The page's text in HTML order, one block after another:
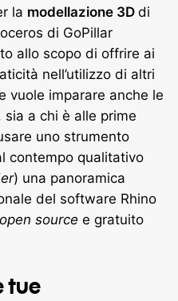
la modellazione 3D di
di GoPillar
allo scopo di offrire ai
nell’utilizzo di altri
vuole imparare anche le
a chi è alle prime
uno strumento
contempo qualitativo
) una panoramica
del software Rhino
source e gratuito
tue